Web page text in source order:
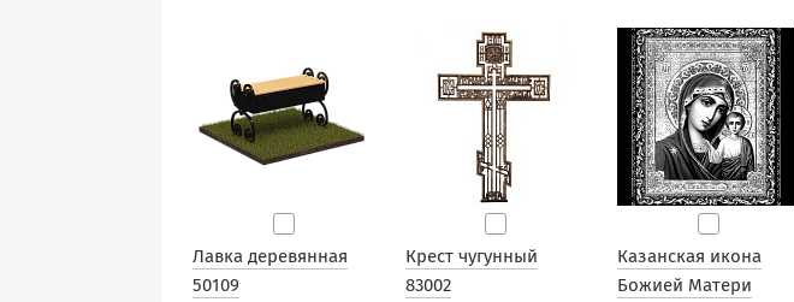
Лавка деревянная
50109
Крест чугунный
83002
Казанская икона
Божией Матери